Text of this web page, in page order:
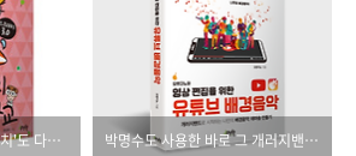
송쌤이 알려 주면 '스크래치'도 다릅니다! 박명수도 사용한 바로 그 개러지밴드로 나만의 배경음악을 만들어 보세요.